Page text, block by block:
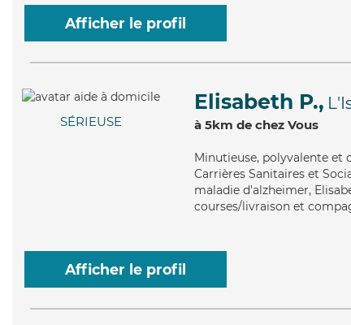
Afficher le profil
SÉRIEUSE
Elisabeth P.,
à 5km de chez Vous
Minutieuse, polyvalente et
Carrières Sanitaires et
maladie d'alzheimer,
courses/livraison et
Afficher le profil